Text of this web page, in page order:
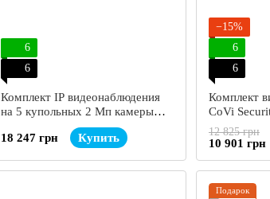
6
6
Комплект IP видеонаблюдения
на 5 купольных 2 Мп камеры
SEVEN IP-7212W5-2MP
18 247 грн
Купить
−15%
6
6
Комплект
CoVi
MasterKit
12 825 грн
10 901 грн
Подарок